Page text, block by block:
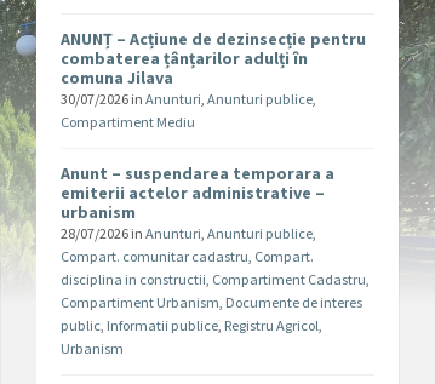
ANUNȚ – Acțiune de dezinsecție pentru
combaterea țânțarilor adulți în
comuna Jilava
30/07/2026 inAnunturi,Anunturi publice,
Compartiment Mediu
Anunt – suspendarea temporara a
emiterii actelor administrative –
urbanism
28/07/2026 inAnunturi,Anunturi publice,
Compart. comunitar cadastru, Compart.
disciplina in constructii, Compartiment Cadastru,
Compartiment Urbanism, Documente de interes
public, Informatii publice, Registru Agricol,
Urbanism